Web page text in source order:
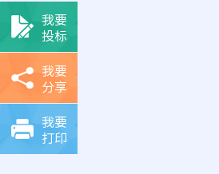
我要
投标
我要
分享
我要
打印